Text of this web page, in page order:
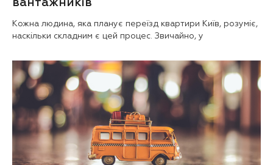
Кожна людина, яка планує переїзд квартири Київ, розуміє,
наскільки складним є цей процес. Звичайно, у